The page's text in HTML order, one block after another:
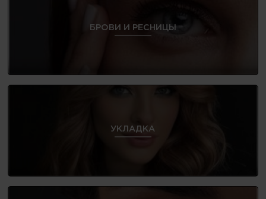
БРОВИ И РЕСНИЦЫ
УКЛАДКА